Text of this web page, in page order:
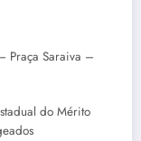
Praça Saraiva –
do Mérito